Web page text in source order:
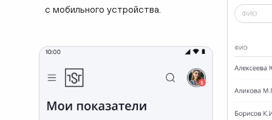
с мобильного устройства.